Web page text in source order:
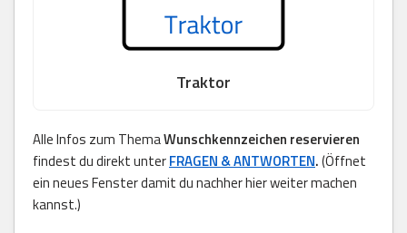
Traktor
Alle Infos zum ThemaWunschkennzeichen reservieren
findest du direkt unterFRAGEN & ANTWORTEN.(Öffnet
ein neues Fenster damit du nachher hier weiter machen
kannst.)